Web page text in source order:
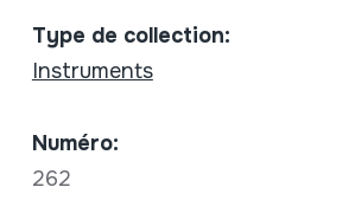
Type de collection:
Instruments
Numéro:
262